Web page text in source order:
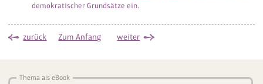
demokratischer Grundsätze ein.
zurück Zum Anfang weiter
Thema als eBook